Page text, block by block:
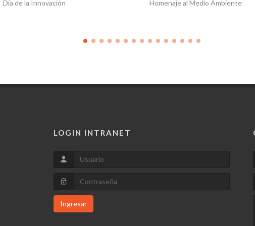
Día de la Innovación Homenaje al Medio Ambiente
LOGIN INTRANET
Ingresar